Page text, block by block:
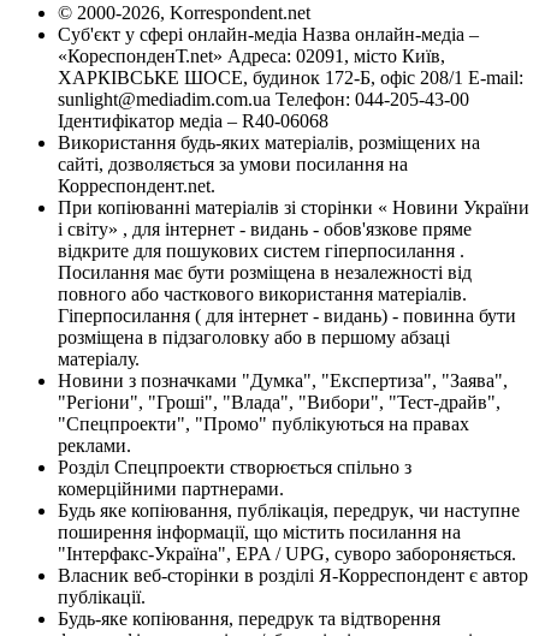
© 2000-2026, Korrespondent.net
Суб'єкт у сфері онлайн-медіа Назва онлайн-медіа –
«КореспонденТ.net» Адреса: 02091, місто Київ,
ХАРКІВСЬКЕ ШОСЕ, будинок 172-Б, офіс 208/1 E-mail:
sunlight@mediadim.com.ua Телефон: 044-205-43-00
Ідентифікатор медіа – R40-06068
Використання будь-яких матеріалів, розміщених на
сайті, дозволяється за умови посилання на
Корреспондент.net.
При копіюванні матеріалів зі сторінки « Новини України
і світу» , для інтернет - видань - обов'язкове пряме
відкрите для пошукових систем гіперпосилання .
Посилання має бути розміщена в незалежності від
повного або часткового використання матеріалів.
Гіперпосилання ( для інтернет - видань) - повинна бути
розміщена в підзаголовку або в першому абзаці
матеріалу.
Новини з позначками "Думка", "Експертиза", "Заява",
"Регіони", "Гроші", "Влада", "Вибори", "Тест-драйв",
"Спецпроекти", "Промо" публікуються на правах
реклами.
Розділ Спецпроекти створюється спільно з
комерційними партнерами.
Будь яке копіювання, публікація, передрук, чи наступне
поширення інформації, що містить посилання на
"Інтерфакс-Україна", EPA / UPG, суворо забороняється.
Власник веб-сторінки в розділі Я-Корреспондент є автор
публікації.
Будь-яке копіювання, передрук та відтворення